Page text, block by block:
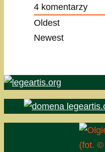
4 komentarzy
Oldest
Newest
(fot. ©